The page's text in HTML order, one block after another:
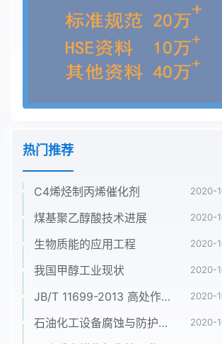
块塔板进入。605E2第11板侧线抽出纯
烯产品,塔釜丙中国煤化工作者石油大
烷返回裂解炉作为裂解原料,丙烷中丙烯
YHCNMHG理工作,现为乙烯厂乙求控
流程见图1。烯车间工艺技术员,工程师
等.丙烯精馏系统模拟与优化272丙烯精
成见表1,模型输入数据见表2,模拟馏系
用SRK物性法,精馏塔选用结果与现场实
见表3。Petrofrac模块。为准确模拟乙
精馏系表1进料组成输入数据统,采用两
据建立装置设计数据模型,保氢气0.055
甲烷0.00890.411证建立的模型与设计
Aspenplus v70.027碳四
caculator的 Input变量读取实际生产的
型输入数据变量输人数据变量输人数
热门推荐
C4烯烃制丙烯催化剂 2020-
煤基聚乙醇酸技术进展 2020-
生物质能的应用工程 2020-
我国甲醇工业现状 2020-
JB/T 11699-2013 高处作业吊篮安装、拆卸、使用技术规程 2020-
石油化工设备腐蚀与防护参考书十本免费下载，绝版珍藏 2020-